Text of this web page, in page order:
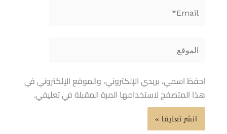
الموقع
احفظ اسمي، بريدي الإلكتروني، والموقع الإلكتروني في
هذا المتصفح لاستخدامها المرة المقبلة في تعليقي.